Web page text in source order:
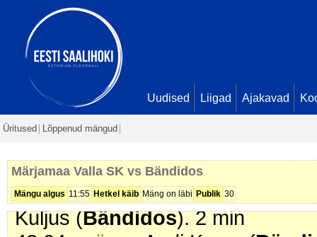
Uudised Liigad Ajakavad
Üritused Lõppenud mängud
Märjamaa Valla SK vs Bändidos
Mängu algus 11:55 Hetkel käib Mäng on läbi Publik 30
32:20 -
värav
37:15 -karistus (206 - Kõrge
37:56 -värav
38:32 -karistus (201 - Kepilöök).
40:51 -värav. Jerofei Fomenko (
41:47 -karistus (208 - Jõuline
Kuljus (Bändidos). 2 min